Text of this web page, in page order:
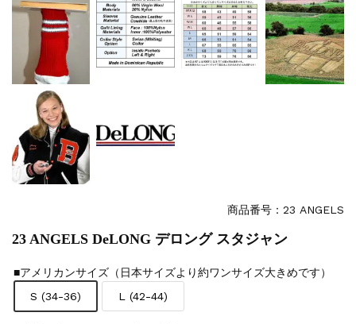
商品番号：23 ANGELS
23 ANGELS DeLONG デロング スタジャン
■アメリカンサイズ（日本サイズより約ワンサイズ大きめです）
S (34-36)
L (42-44)